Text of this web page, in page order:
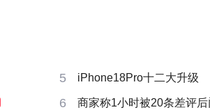
5 iPhone18Pro十二大升级
6 商家称1小时被20条差评后